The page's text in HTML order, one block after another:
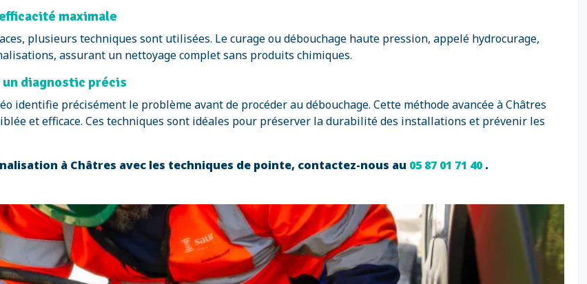
maximale
plusieurs techniques sont utilisées. Le curage ou débouchage haute pression, appelé hydrocurage,
assurant un nettoyage complet sans produits chimiques.
diagnostic précis
identifie précisément le problème avant de procéder au débouchage. Cette méthode avancée à Châtres
et efficace. Ces techniques sont idéales pour préserver la durabilité des installations et prévenir les
à Châtres avec les techniques de pointe, contactez-nous au 05 87 01 71 40.